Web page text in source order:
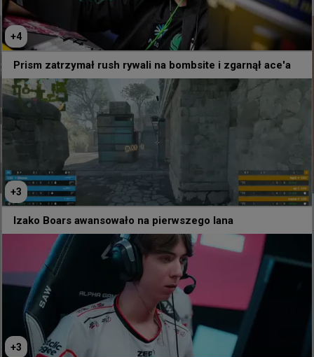
+4
Prism zatrzymał rush rywali na bombsite i zgarnął ace'a
+3
Izako Boars awansowało na pierwszego lana
+3